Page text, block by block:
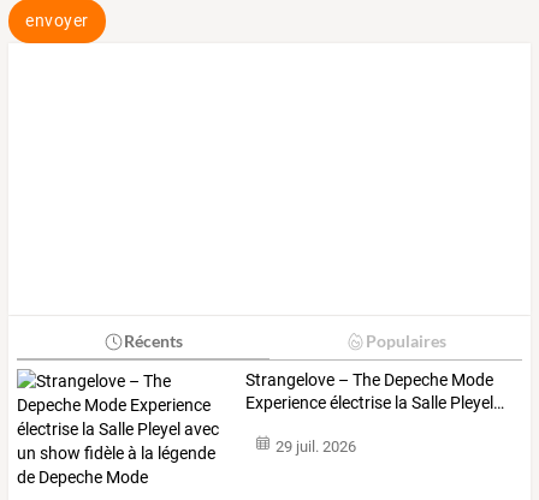
envoyer
Récents Populaires
Strangelove – The Depeche Mode
Experienceélectrise la Salle Pleyel …
29 juil. 2026